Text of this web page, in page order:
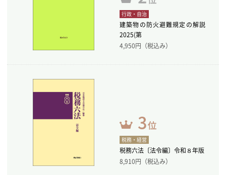
行政・自治
建築物の防火避難規定の解説
2025(第
4,950円（税込み）
税務・経営
税務六法〔法令編〕令和８年版
8,910円（税込み）